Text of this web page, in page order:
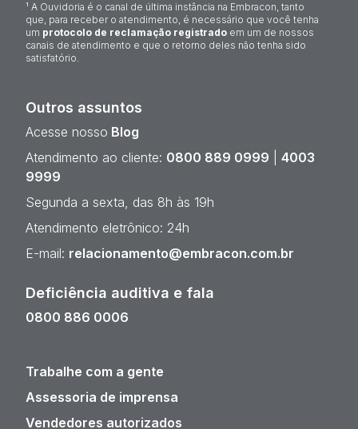
¹ A Ouvidoria é o canal de última instância na Embracon, tanto
que, para receber o atendimento, é necessário que você tenha
um protocolo de reclamação registrado em um de nossos
canais de atendimento e que o retorno deles não tenha sido
satisfatório.
Outros assuntos
Acesse nosso Blog
Atendimento ao cliente: 0800 889 0999
4003
9999
Segunda a sexta, das 8h às 19h
Atendimento eletrônico: 24h
E-mail: relacionamento@embracon.com.br
Deficiência auditiva e fala
0800 886 0006
Trabalhe com a gente
Assessoria de imprensa
Vendedores autorizados